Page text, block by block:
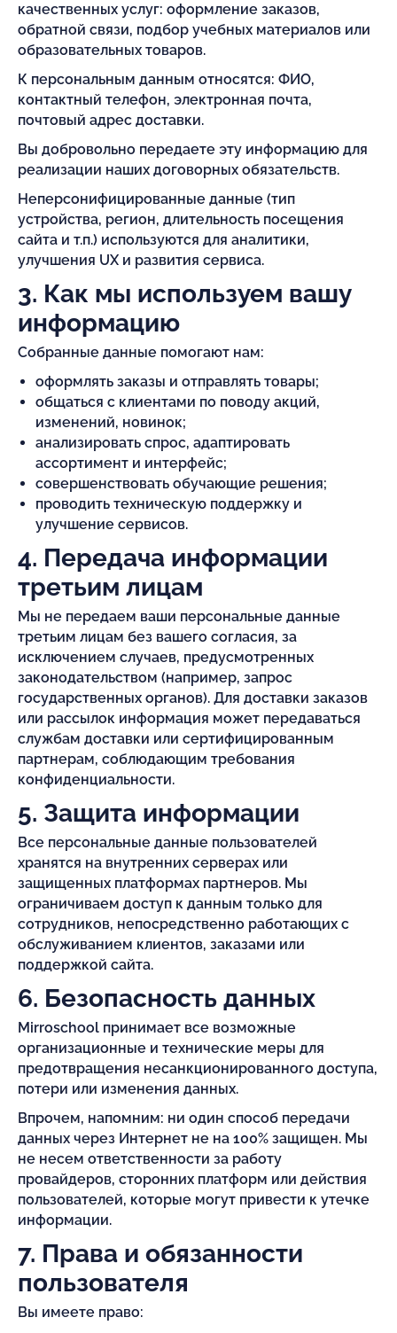
качественных услуг: оформление заказов,
обратной связи, подбор учебных материалов или
образовательных товаров.
К персональным данным относятся: ФИО,
контактный телефон, электронная почта,
почтовый адрес доставки.
Вы добровольно передаете эту информацию для
реализации наших договорных обязательств.
Неперсонифицированные данные (тип
устройства, регион, длительность посещения
сайта и т.п.) используются для аналитики,
улучшения UX и развития сервиса.
3. Как мы используем вашу
информацию
Собранные данные помогают нам:
оформлять заказы и отправлять товары;
общаться с клиентами по поводу акций,
изменений, новинок;
анализировать спрос, адаптировать
ассортимент и интерфейс;
совершенствовать обучающие решения;
проводить техническую поддержку и
улучшение сервисов.
4. Передача информации
третьим лицам
Мы не передаем ваши персональные данные
третьим лицам без вашего согласия, за
исключением случаев, предусмотренных
законодательством (например, запрос
государственных органов). Для доставки заказов
или рассылок информация может передаваться
службам доставки или сертифицированным
партнерам, соблюдающим требования
конфиденциальности.
5. Защита информации
Все персональные данные пользователей
хранятся на внутренних серверах или
защищенных платформах партнеров. Мы
ограничиваем доступ к данным только для
сотрудников, непосредственно работающих с
обслуживанием клиентов, заказами или
поддержкой сайта.
6. Безопасность данных
Mirroschool принимает все возможные
организационные и технические меры для
предотвращения несанкционированного доступа,
потери или изменения данных.
Впрочем, напомним: ни один способ передачи
данных через Интернет не на 100% защищен. Мы
не несем ответственности за работу
провайдеров, сторонних платформ или действия
пользователей, которые могут привести к утечке
информации.
7. Права и обязанности
пользователя
Вы имеете право: